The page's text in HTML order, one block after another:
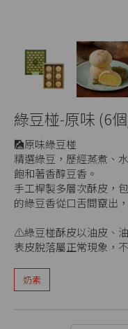
綠豆椪-原味 (6
🎑原味綠豆椪
精選綠豆，歷經蒸煮、
飽和著香醇豆香。
手工桿製多層次酥皮，
的綠豆香從口舌間竄出
⚠️綠豆椪酥皮以油皮、
表皮脫落屬正常現象，
奶素